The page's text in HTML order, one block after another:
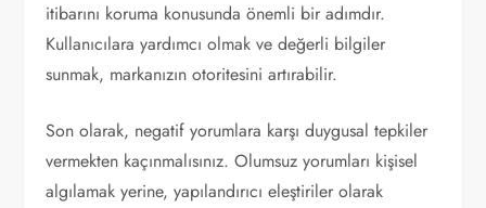
itibarını koruma konusunda önemli bir adımdır.
Kullanıcılara yardımcı olmak ve değerli bilgiler
sunmak, markanızın otoritesini artırabilir.
Son olarak, negatif yorumlara karşı duygusal tepkiler
vermekten kaçınmalısınız. Olumsuz yorumları kişisel
algılamak yerine, yapılandırıcı eleştiriler olarak